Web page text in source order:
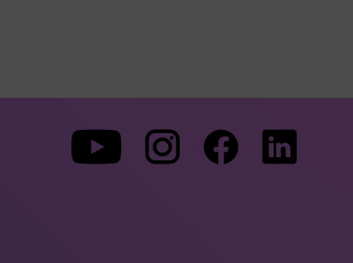
Zu
unserer
Zu
unserer
Zu
unserer